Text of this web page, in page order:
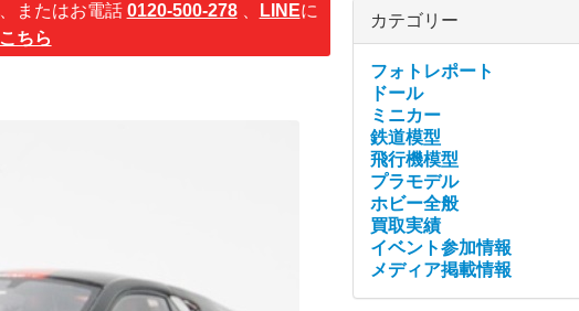
、またはお電話 0120-500-278、 LINEに
こちら
カテゴリー
フォトレポート
ドール
ミニカー
鉄道模型
飛行機模型
プラモデル
ホビー全般
買取実績
イベント参加情報
メディア掲載情報